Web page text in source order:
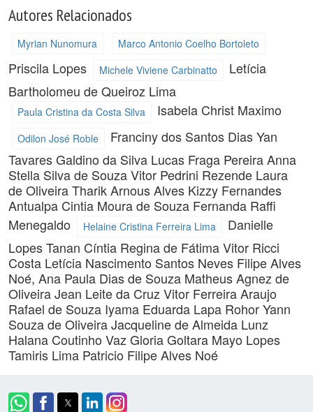
Autores Relacionados
Myrian Nunomura Marco Antonio Coelho Bortoleto
Priscila Lopes Michele Viviene Carbinatto
Letícia
Bartholomeu de Queiroz Lima
Paula Cristina da Costa Silva Isabela Christ Maximo
Odilon José Roble Franciny dos Santos DiasYan
Tavares Galdino da Silva Lucas Fraga PereiraAnna
Stella Silva de SouzaVitor Pedrini Rezende Laura
de OliveiraTharik Arnous Alves Kizzy Fernandes
Antualpa Cintia Moura de Souza Fernanda Raffi
Menegaldo
Helaine Cristina Ferreira Lima
Danielle
Lopes Tanan Cíntia Regina de FátimaVitor Ricci
Costa Letícia Nascimento Santos Neves Filipe Alves
Noé, Ana Paula Dias de Souza Matheus Agnez de
OliveiraJean Leite da Cruz Vitor Ferreira Araujo
Rafael de Souza Iyama Eduarda Lapa RohorYann
Souza de OliveiraJacqueline de Almeida Lunz
Halana Coutinho Vaz Gloria Goltara Mayo Lopes
Tamiris Lima Patricio Filipe Alves Noé